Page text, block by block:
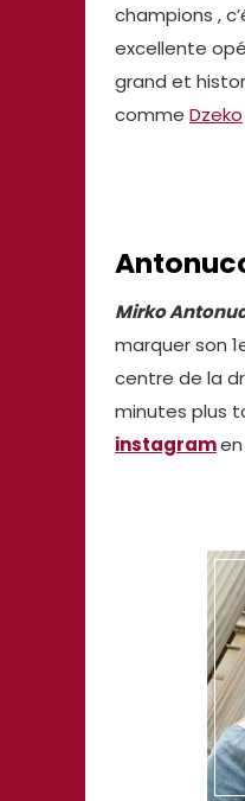
champions ,
excellente
grand et
comme Dzeko
Mirko
marquer son
centre de la
minutes plus
instagram